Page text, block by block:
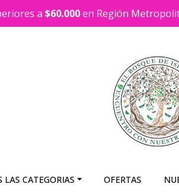
a $60.000en Región
LAS CATEGORIAS OFERTAS